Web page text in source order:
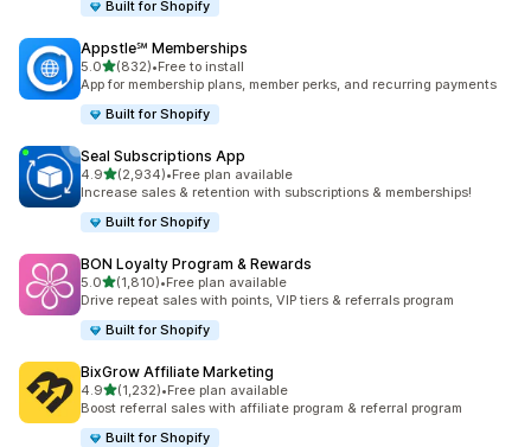
Built for Shopify
Appstle℠ Memberships
5.0เต็ม 5 ดาว
(832)
ทั้งหมด 832 รีวิว
•Free to install
App for membership plans, member perks, and recurring payments
Built for Shopify
Seal Subscriptions App
4.9เต็ม 5 ดาว
(2,934)
ทั้งหมด 2934 รีวิว
•Free plan available
Increase sales & retention with subscriptions & memberships!
Built for Shopify
BON Loyalty Program & Rewards
5.0เต็ม 5 ดาว
(1,810)
ทั้งหมด 1810 รีวิว
•Free plan available
Drive repeat sales with points, VIP tiers & referrals program
Built for Shopify
BixGrow Affiliate Marketing
4.9เต็ม 5 ดาว
(1,232)
ทั้งหมด 1232 รีวิว
•Free plan available
Boost referral sales with affiliate program & referral program
Built for Shopify